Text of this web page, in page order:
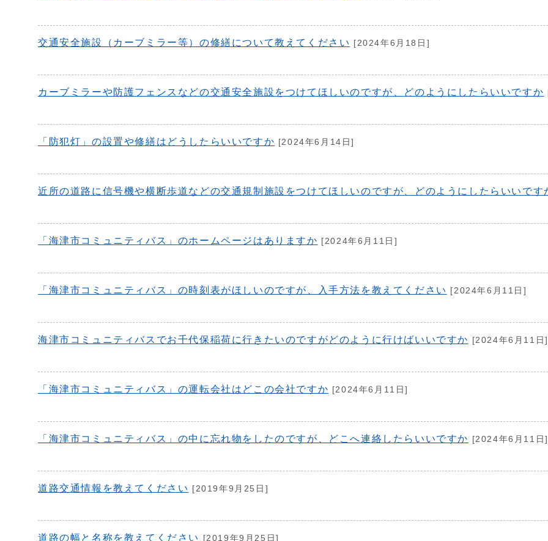
交通安全施設（カーブミラー等）の修繕について教えてください [2024年6月18日]
カーブミラーや防護フェンスなどの交通安全施設をつけてほしいのですが、どのようにしたらいいですか
「防犯灯」の設置や修繕はどうしたらいいですか [2024年6月14日]
近所の道路に信号機や横断歩道などの交通規制施設をつけてほしいのですが、どのようにしたらいいです
「海津市コミュニティバス」のホームページはありますか [2024年6月11日]
「海津市コミュニティバス」の時刻表がほしいのですが、入手方法を教えてください [2024年6月11日]
海津市コミュニティバスでお千代保稲荷に行きたいのですがどのように行けばいいですか [2024年6月11日]
「海津市コミュニティバス」の運転会社はどこの会社ですか [2024年6月11日]
「海津市コミュニティバス」の中に忘れ物をしたのですが、どこへ連絡したらいいですか [2024年6月11日]
道路交通情報を教えてください [2019年9月25日]
道路の幅と名称を教えてください [2019年9月25日]